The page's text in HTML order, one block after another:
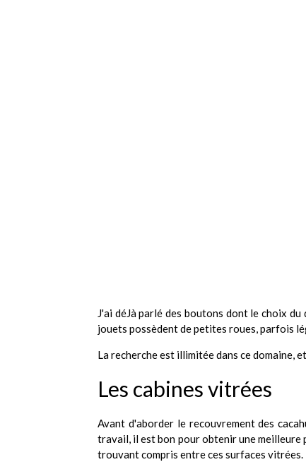
J'ai déJà parlé des boutons dont le choix
jouets possèdent de petites roues, parfois
La recherche est illimitée dans ce domaine,
Les cabines vitrées
Avant d'aborder le recouvrement des
travail, il est bon pour obtenir une meilleure
trouvant compris entre ces surfaces vitrées.